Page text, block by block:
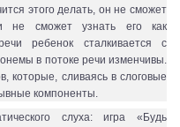
этого делать, он не сможет
не сможет узнать его как
ребенок сталкивается с
в потоке речи изменчивы.
которые, сливаясь в слоговые
компоненты.
слуха: игра «Будь